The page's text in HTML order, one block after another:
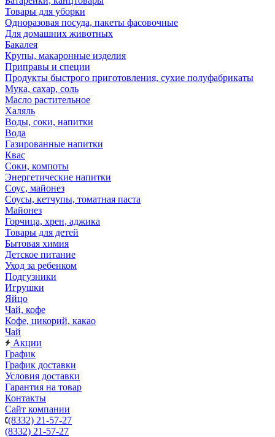
Товары для уборки
Одноразовая посуда, пакеты фасовочные
Для домашних животных
Бакалея
Крупы, макаронные изделия
Приправы и специи
Продукты быстрого приготовления, сухие полуфабрикаты
Мука, сахар, соль
Масло растительное
Халяль
Воды, соки, напитки
Вода
Газированные напитки
Квас
Соки, компоты
Энергетические напитки
Соус, майонез
Соусы, кетчупы, томатная паста
Майонез
Горчица, хрен, аджика
Товары для детей
Бытовая химия
Детское питание
Уход за ребенком
Подгузники
Игрушки
Яйцо
Чай, кофе
Кофе, цикорий, какао
Чай
Акции
График
График доставки
Условия доставки
Гарантия на товар
Контакты
Сайт компании
(8332) 21-57-27
(8332) 21-57-27